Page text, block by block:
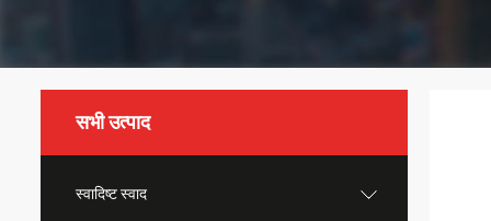
सभी उत्पाद
स्वादिष्ट स्वाद